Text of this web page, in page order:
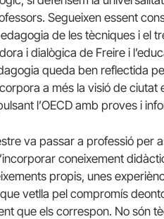
Segueixen essent
de les tècniques i el
i dialògica de Freire i
queda ben reflectida
a més la visió de
l’OECD amb proves i
va passar a professió per
coneixement
propis, unes
vetlla pel compromís
que els correspon. No són